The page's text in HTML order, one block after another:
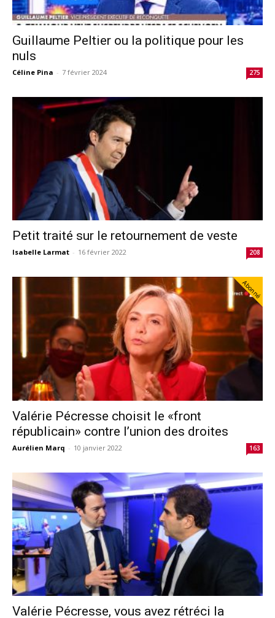
Guillaume Peltier ou la politique pour les
nuls
Céline Pina - 7 février 2024 275
Petit traité sur le retournement de veste
Isabelle Larmat - 16 février 2022 208
Abonné
Valérie Pécresse choisit le «front
républicain» contre l’union des droites
Aurélien Marq - 10 janvier 2022 163
Valérie Pécresse, vous avez rétréci la